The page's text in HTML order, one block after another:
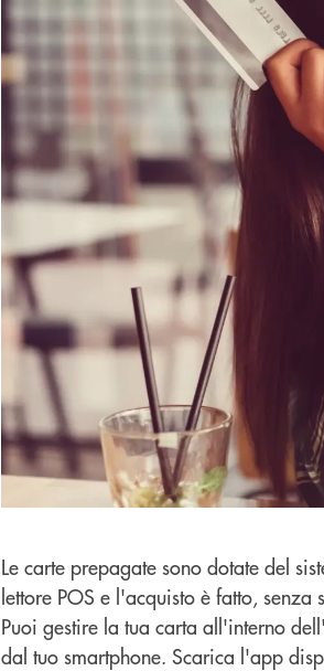
Le carte prepagate sono dotate del
lettore POS e l'acquisto è fatto,
Puoi gestire la tua carta all'interno
dal tuo smartphone. Scarica l'app